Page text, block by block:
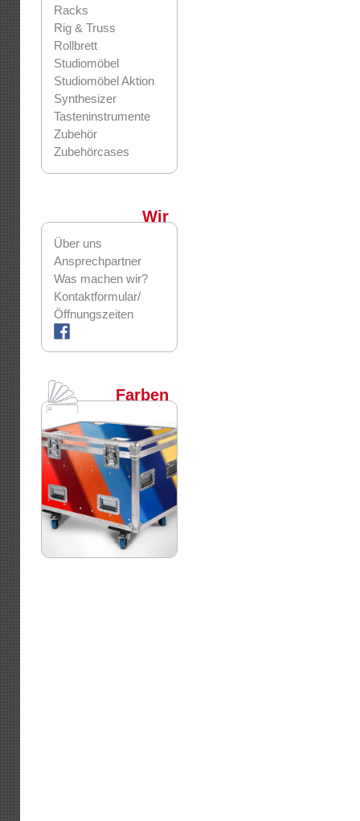
Racks
Rig & Truss
Rollbrett
Studiomöbel
Studiomöbel Aktion
Synthesizer
Tasteninstrumente
Zubehör
Zubehörcases
Wir
Über uns
Ansprechpartner
Was machen wir?
Kontaktformular/
Öffnungszeiten
Farben